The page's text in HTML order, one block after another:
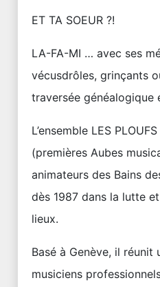
ET TA SOEUR ?!
LA-FA-MI … avec ses
vécusdrôles, grinçants
traversée généalogique
L’ensemble LES
(premières Aubes
animateurs des Bains
dès 1987 dans la lutte
lieux.
Basé à Genève, il réunit
musiciens